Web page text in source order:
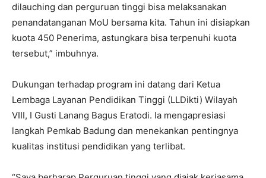
dilauching dan perguruan tinggi bisa melaksanakan
penandatanganan MoU bersama kita. Tahun ini disiapkan
kuota 450 Penerima, astungkara bisa terpenuhi kuota
tersebut,” imbuhnya.
Dukungan terhadap program ini datang dari Ketua
Lembaga Layanan Pendidikan Tinggi (LLDikti) Wilayah
VIII, I Gusti Lanang Bagus Eratodi. Ia mengapresiasi
langkah Pemkab Badung dan menekankan pentingnya
kualitas institusi pendidikan yang terlibat.